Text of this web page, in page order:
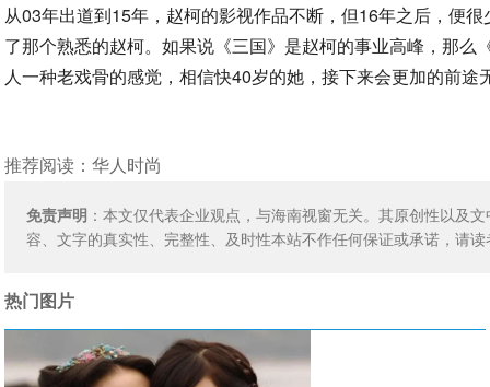
从03年出道到15年，赵柯的影视作品不断，但16年之后，便
了那个熟悉的赵柯。如果说《三国》是赵柯的事业高峰，那
人一种老戏骨的感觉，相信快40岁的她，接下来会更加的前途
推荐阅读：华人时尚
免责声明 ：本文仅代表企业观点，与海南视窗无关。其原创性以及
容、文字的真实性、完整性、及时性本站不作任何保证或承诺，请
热门图片